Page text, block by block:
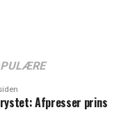
Afpresser prins